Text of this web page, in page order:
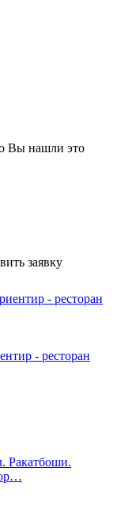
Вы нашли это
заявку
- ресторан
Ракатбоши.